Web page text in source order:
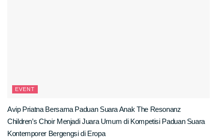
EVENT
Avip Priatna Bersama Paduan Suara Anak The Resonanz
Children’s Choir Menjadi Juara Umum di Kompetisi Paduan Suara
Kontemporer Bergengsi di Eropa